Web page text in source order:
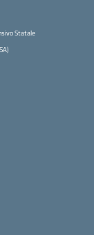
Statale